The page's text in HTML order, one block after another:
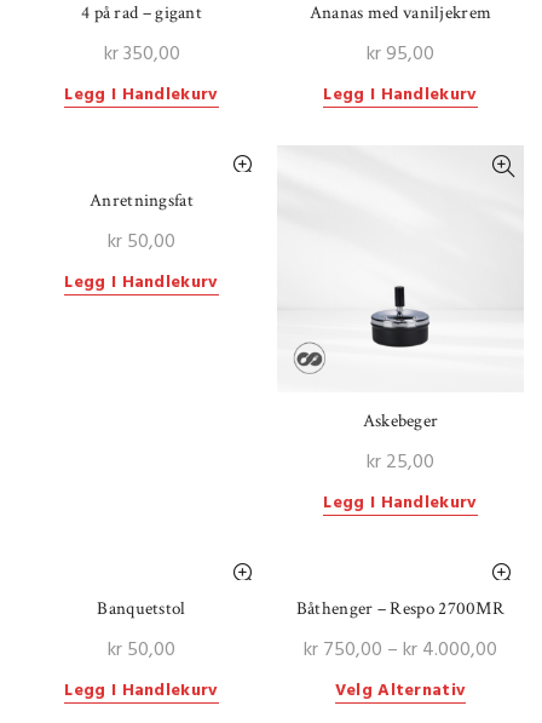
4 på rad – gigant
kr350,00
Legg I Handlekurv
Ananas med vaniljekrem
kr95,00
Legg I Handlekurv
Anretningsfat
kr50,00
Legg I Handlekurv
Askebeger
kr25,00
Legg I Handlekurv
Banquetstol
kr50,00
Legg I Handlekurv
Båthenger – Respo 2700MR
kr750,00 –kr4.000,00
Velg AlternativDette